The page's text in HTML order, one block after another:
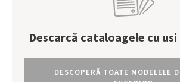
Descarcă cataloagele cu
DESCOPERĂ TOATE MODELELE